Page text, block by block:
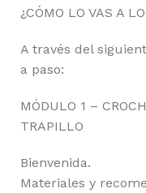
¿CÓMO LO VAS A
A través del
a paso:
MÓDULO 1 –
TRAPILLO
Bienvenida.
Materiales y